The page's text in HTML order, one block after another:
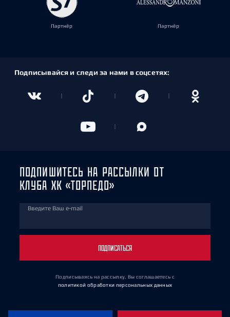
Партнёр Партнёр
Подписывайся и следи за нами в соцсетях:
ПОДПИШИТЕСЬ НА РАССЫЛКИ ОТ
КЛУБА ХК «ТОРПЕДО»
Введите Ваш e-mail
ПОДПИСАТЬСЯ
Подписываясь на рассылку, Вы соглашаетесь с
политикой обработки персональных данных